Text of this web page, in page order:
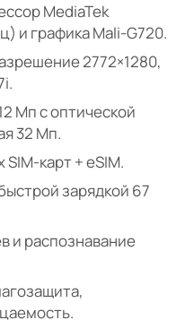
MediaTek
и графика Mali-G720.
2772×1280,
Мп с оптической
32 Мп.
карт + eSIM.
зарядкой 67
и распознавание